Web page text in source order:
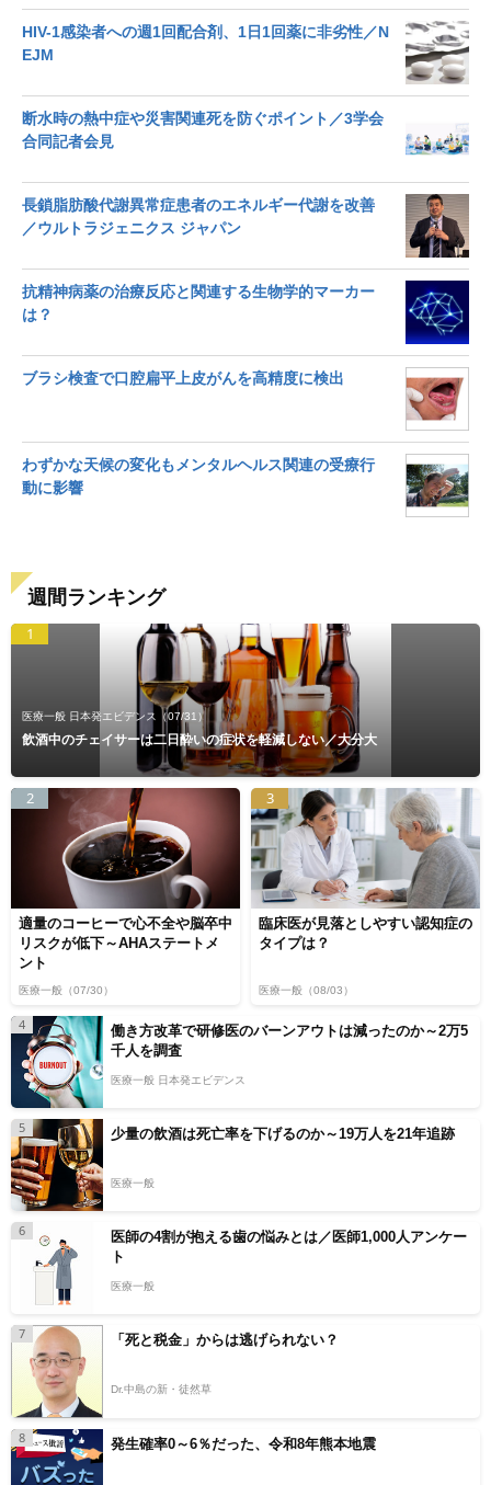
HIV-1感染者への週1回配合剤、1日1回薬に非劣性／N
EJM
断水時の熱中症や災害関連死を防ぐポイント／3学会
合同記者会見
長鎖脂肪酸代謝異常症患者のエネルギー代謝を改善
／ウルトラジェニクス ジャパン
抗精神病薬の治療反応と関連する生物学的マーカー
は？
ブラシ検査で口腔扁平上皮がんを高精度に検出
わずかな天候の変化もメンタルヘルス関連の受療行
動に影響
週間ランキング
1
医療一般 日本発エビデンス （07/31）
飲酒中のチェイサーは二日酔いの症状を軽減しない／大分大
2
適量のコーヒーで心不全や脳卒中
リスクが低下～AHAステートメ
ント
医療一般 （07/30）
3
臨床医が見落としやすい認知症の
タイプは？
医療一般 （08/03）
4
働き方改革で研修医のバーンアウトは減ったのか～2万5
千人を調査
医療一般 日本発エビデンス
5 少量の飲酒は死亡率を下げるのか～19万人を21年追跡
医療一般
6
医師の4割が抱える歯の悩みとは／医師1,000人アンケー
ト
医療一般
7 「死と税金」からは逃げられない？
Dr.中島の新・徒然草
8 発生確率0～6％だった、令和8年熊本地震